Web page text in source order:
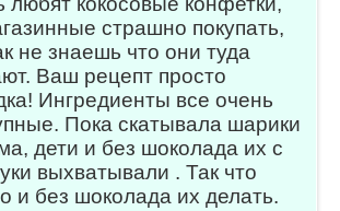
страшно покупать,
не знаешь что они туда
Ваш рецепт просто
Ингредиенты все очень
Пока скатывала шарики
дети и без шоколада их с
выхватывали . Так что
и без шоколада их делать.